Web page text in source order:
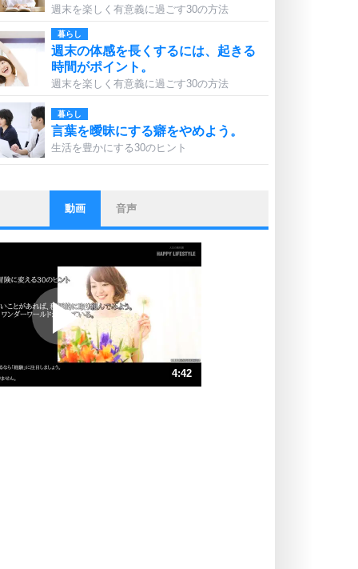
週末を楽しく有意義に過ごす30の方法
暮らし
週末の体感を長くするには、起きる
時間がポイント。
週末を楽しく有意義に過ごす30の方法
暮らし
言葉を曖昧にする癖をやめよう。
生活を豊かにする30のヒント
ストレス対策
他人と比べない。
いっそのこと、他人を見ない。
プラス思考
ポジティブになれない原因は、行動
しないから。
ポジティブ思考になる30の方法
ストレス対策
動画 音声
4:42